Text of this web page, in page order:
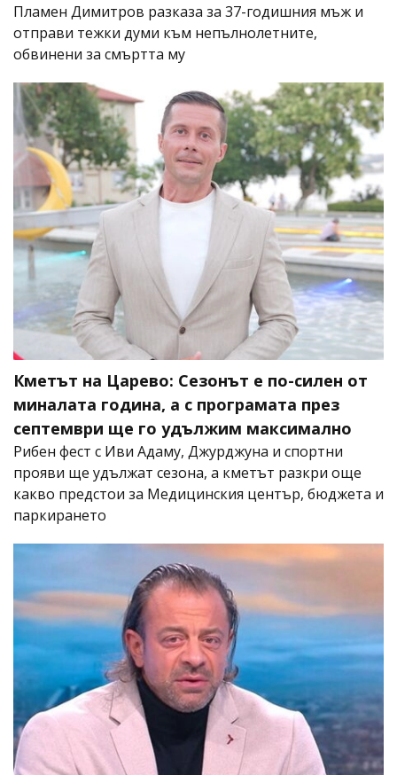
Пламен Димитров разказа за 37-годишния мъж и
отправи тежки думи към непълнолетните,
обвинени за смъртта му
Кметът на Царево: Сезонът е по-силен от
миналата година, а с програмата през
септември ще го удължим максимално
Рибен фест с Иви Адаму, Джурджуна и спортни
прояви ще удължат сезона, а кметът разкри още
какво предстои за Медицинския център, бюджета и
паркирането